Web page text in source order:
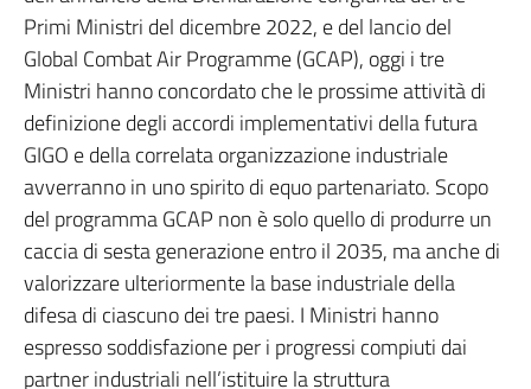
Primi Ministri del dicembre 2022, e del lancio del
Global Combat Air Programme (GCAP), oggi i tre
Ministri hanno concordato che le prossime attività di
definizione degli accordi implementativi della futura
GIGO e della correlata organizzazione industriale
avverranno in uno spirito di equo partenariato. Scopo
del programma GCAP non è solo quello di produrre un
caccia di sesta generazione entro il 2035, ma anche di
valorizzare ulteriormente la base industriale della
difesa di ciascuno dei tre paesi. I Ministri hanno
espresso soddisfazione per i progressi compiuti dai
partner industriali nell’istituire la struttura